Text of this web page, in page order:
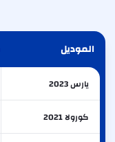
الموديل
يارس 2023
كورولا 2021